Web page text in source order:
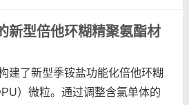
新型倍他环糊精聚氨酯材
建了新型季铵盐功能化倍他环糊
）微粒。通过调整含氯单体的